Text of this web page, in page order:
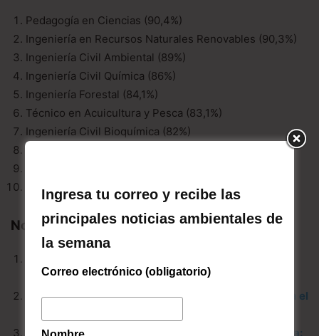
Pedagogía en Ciencias (90,4%)
Ingeniería en Recursos Naturales Renovables (90,3%)
Ingeniería Civil Ambiental (89%)
Ingeniería Civil Química (86%)
Ingeniería Forestal (84,1%)
Técnico en Acuicultura y Pesca (83,1%)
Ingeniería Civil Bioquímica (82%)
Geología (71%)
Noticias Relacionadas:
pagadas en Chile
Centros de educación superior: Un espacio vital para el
Ante impacto ambiental de la producción alimentaria:
Ingresa tu correo y recibe las
principales noticias ambientales de
la semana
Correo electrónico (obligatorio)